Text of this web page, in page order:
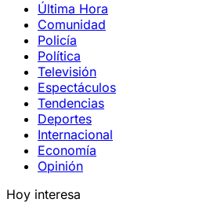
Última Hora
Comunidad
Policía
Política
Televisión
Espectáculos
Tendencias
Deportes
Internacional
Economía
Opinión
Hoy interesa